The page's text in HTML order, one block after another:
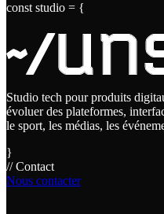
const studio = {
Studio tech pour produits
évoluer des plateformes,
le sport, les médias, les
}
// Contact
Nous contacter